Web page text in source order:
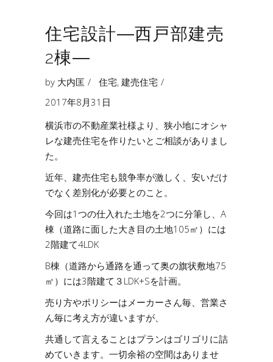
住宅設計―西戸部建売
2棟―
by 大内匡 住宅, 建売住宅
2017年8月31日
横浜市の不動産業社様より、狭小地にオシャ
レな建売住宅を作りたいとご相談がありまし
た。
近年、建売住宅も競争率が激しく、安いだけ
でなく差別化が必要とのこと。
今回は1つの仕入れた土地を2つに分筆し、A
棟（道路に面した大き目の土地105㎡）には
2階建て4LDK
B棟（道路から通路を通って奥の旗状敷地75
㎡）には3階建て３LDK+Sを計画。
売り方やポリシーはメーカーさん毎、営業さ
ん毎に考え方が違いますが、
共通して言えることはプランはゴリゴリに詰
めていきます。一切余裕の空間はありませ